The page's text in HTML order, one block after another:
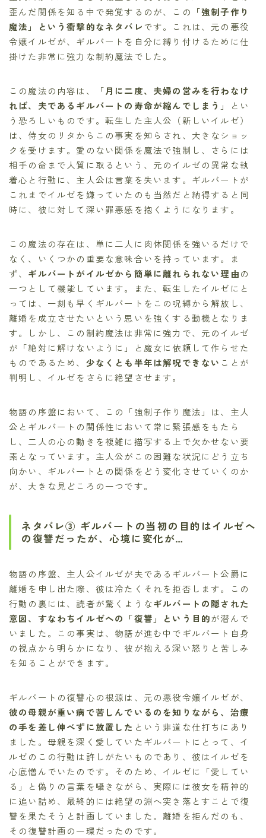
歪んだ関係を知る中で発覚するのが、この 「強制子作り
魔法」という衝撃的なネタバレです。これは、元の悪役
令嬢イルゼが、ギルバートを自分に縛り付けるために仕
掛けた非常に強力な制約魔法でした。
この魔法の内容は、「月に二度、夫婦の営みを行わなけ
れば、夫であるギルバートの寿命が縮んでしまう 」とい
う恐ろしいものです。転生した主人公（新しいイルゼ）
は、侍女のリタからこの事実を知らされ、大きなショッ
クを受けます。愛のない関係を魔法で強制し、さらには
相手の命まで人質に取るという、元のイルゼの異常な執
着心と行動に、主人公は言葉を失います。ギルバートが
これまでイルゼを嫌っていたのも当然だと納得すると同
時に、彼に対して深い罪悪感を抱くようになります。
この魔法の存在は、単に二人に肉体関係を強いるだけで
なく、いくつかの重要な意味合いを持っています。ま
ず、 ギルバートがイルゼから簡単に離れられない理由の
一つとして機能しています。また、転生したイルゼにと
っては、一刻も早くギルバートをこの呪縛から解放し、
離婚を成立させたいという思いを強くする動機となりま
す。しかし、この制約魔法は非常に強力で、元のイルゼ
が「絶対に解けないように」と魔女に依頼して作らせた
ものであるため、 少なくとも半年は解呪できない ことが
判明し、イルゼをさらに絶望させます。
物語の序盤において、この「強制子作り魔法」は、主人
公とギルバートの関係性において常に緊張感をもたら
し、二人の心の動きを複雑に描写する上で欠かせない要
素となっています。主人公がこの困難な状況にどう立ち
向かい、ギルバートとの関係をどう変化させていくのか
が、大きな見どころの一つです。
ネタバレ③ ギルバートの当初の目的はイルゼへ
の復讐だったが、心境に変化が…
物語の序盤、主人公イルゼが夫であるギルバート公爵に
離婚を申し出た際、彼は冷たくそれを拒否します。この
行動の裏には、読者が驚くようなギルバートの隠された
意図、すなわちイルゼへの「復讐」という目的が潜んで
いました。この事実は、物語が進む中でギルバート自身
の視点から明らかになり、彼が抱える深い怒りと苦しみ
を知ることができます。
ギルバートの復讐心の根源は、元の悪役令嬢イルゼが、
彼の母親が重い病で苦しんでいるのを知りながら、治療
の手を差し伸べずに放置した という非道な仕打ちにあり
ました。母親を深く愛していたギルバートにとって、イ
ルゼのこの行動は許しがたいものであり、彼はイルゼを
心底憎んでいたのです。そのため、イルゼに「愛してい
る」と偽りの言葉を囁きながら、実際には彼女を精神的
に追い詰め、最終的には絶望の淵へ突き落とすことで復
讐を果たそうと計画していました。離婚を拒んだのも、
その復讐計画の一環だったのです。